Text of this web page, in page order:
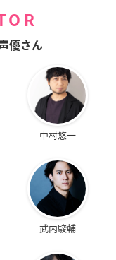
優さん
中村悠一
武内駿輔